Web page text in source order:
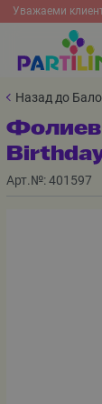
Уважаеми
Назад до
Фолиев
Арт.№:401597